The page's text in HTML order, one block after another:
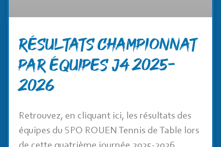
RÉSULTATS CHAMPIONNAT
PAR ÉQUIPES J4 2025-
2026
Retrouvez, en cliquant ici, les résultats des
équipes du SPO ROUEN Tennis de Table lors